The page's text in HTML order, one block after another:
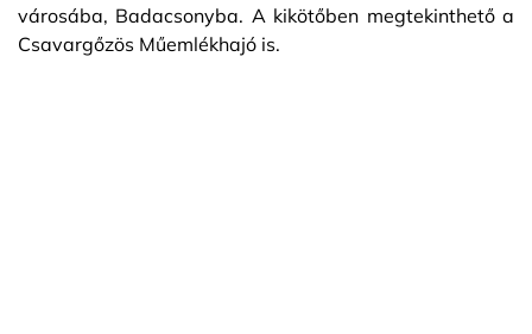
városába, Badacsonyba. A kikötőben megtekinthető a
Csavargőzös Műemlékhajó is.